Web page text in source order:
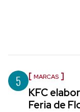
5 MARCAS
KFC
Feria de